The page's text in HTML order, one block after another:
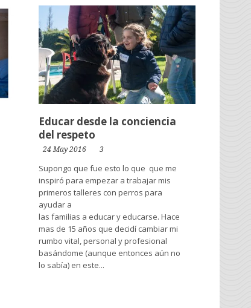
Educar desde la conciencia
del respeto
24 May 2016 3
Supongo que fue esto lo que que me
inspiró para empezar a trabajar mis
primeros talleres con perros para
ayudar a
las familias a educar y educarse. Hace
mas de 15 años que decidí cambiar mi
rumbo vital, personal y profesional
basándome (aunque entonces aún no
lo sabía) en este...